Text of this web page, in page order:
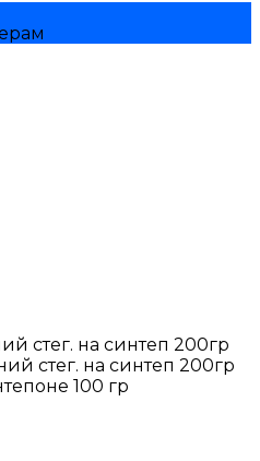
стег. на синтеп 200гр
стег. на синтеп 200гр
100 гр